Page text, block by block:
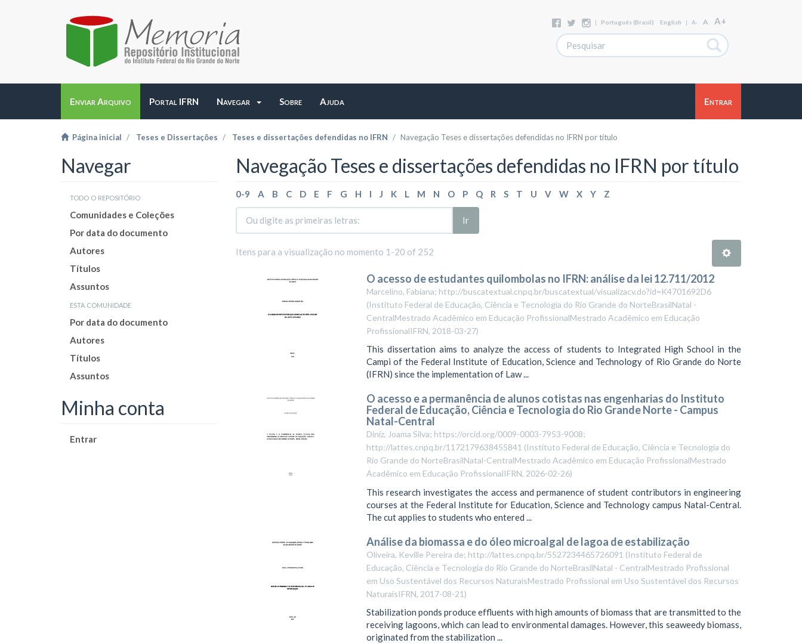
| Português (Brasil) English | A- A A+
Enviar Arquivo Portal IFRN Navegar Sobre Ajuda Entrar
Página inicial Teses e Dissertações Teses e dissertações defendidas no IFRN Navegação Teses e dissertações defendidas no IFRN por título
Navegar
todo o repositório
Comunidades e Coleções
Por data do documento
Autores
Títulos
Assuntos
esta comunidade
Por data do documento
Autores
Títulos
Assuntos
Minha conta
Entrar
Navegação Teses e dissertações defendidas no IFRN por título
0-9 A B C D E F G H I J K L M N O P Q R S T U V W X Y Z
Ir
Itens para a visualização no momento 1-20 of 252
O acesso de estudantes quilombolas no IFRN: análise da lei 12.711/2012
Marcelino, Fabiana; http://buscatextual.cnpq.br/buscatextual/visualizacv.do?id=K4701692D6
(Instituto Federal de Educação, Ciência e Tecnologia do Rio Grande do NorteBrasilNatal -
CentralMestrado Acadêmico em Educação ProfissionalMestrado Acadêmico em Educação
ProfissionalIFRN, 2018-03-27)
This dissertation aims to analyze the access of students to Integrated High School in the
Campi of the Federal Institute of Education, Science and Technology of Rio Grande do Norte
(IFRN) since the implementation of Law ...
O acesso e a permanência de alunos cotistas nas engenharias do Instituto
Federal de Educação, Ciência e Tecnologia do Rio Grande Norte - Campus
Natal-Central
Diniz, Joama Silva; https://orcid.org/0009-0003-7953-9008;
http://lattes.cnpq.br/1172179638455841 (Instituto Federal de Educação, Ciência e Tecnologia do
Rio Grande do NorteBrasilNatal-CentralMestrado Acadêmico em Educação ProfissionalMestrado
Acadêmico em Educação ProfissionalIFRN, 2026-02-26)
This research investigates the access and permanence of student contributors in engineering
courses at the Federal Institute for Education, Science and Technology campus Natal-Central.
The cut applies to students who entered ...
Análise da biomassa e do óleo microalgal de lagoa de estabilização
Oliveira, Keville Pereira de; http://lattes.cnpq.br/5527234465726091 (Instituto Federal de
Educação, Ciência e Tecnologia do Rio Grande do NorteBrasilNatal - CentralMestrado Profissional
em Uso Sustentável dos Recursos NaturaisMestrado Profissional em Uso Sustentável dos Recursos
NaturaisIFRN, 2017-08-21)
Stabilization ponds produce effluents with high amounts of biomass that are transmitted to the
receiving lagoons, which can lead to environmental damages. However, this seaweedy biomass,
originated from the stabilization ...